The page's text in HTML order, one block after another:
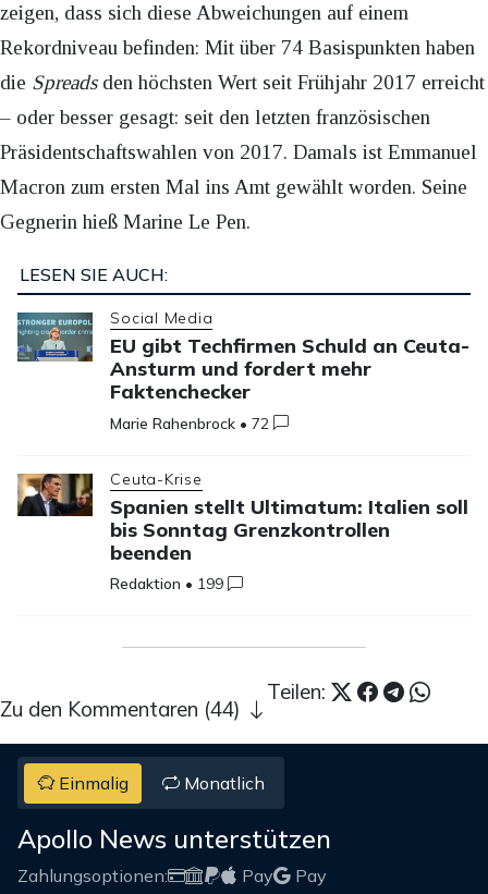
zeigen, dass sich diese Abweichungen auf einem
Rekordniveau befinden: Mit über 74 Basispunkten haben
die Spreadsden höchsten Wert seit Frühjahr 2017 erreicht
– oder besser gesagt: seit den letzten französischen
Präsidentschaftswahlen von 2017. Damals ist Emmanuel
Macron zum ersten Mal ins Amt gewählt worden. Seine
Gegnerin hieß Marine Le Pen.
LESEN SIE AUCH:
Social Media
EU gibt Techfirmen Schuld an Ceuta-
Ansturm und fordert mehr
Faktenchecker
Marie Rahenbrock •72
Ceuta-Krise
Spanien stellt Ultimatum: Italien soll
bis Sonntag Grenzkontrollen
beenden
Redaktion • 199
Teilen:
Zu den Kommentaren (44)
Einmalig Monatlich
Apollo News unterstützen
Zahlungsoptionen: Pay
Pay